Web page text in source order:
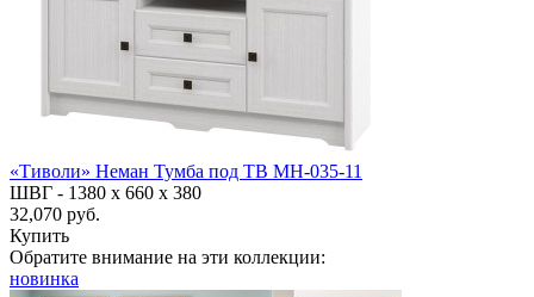
«Тиволи» Неман Тумба под ТВ МН-035-11
ШВГ - 1380 х 660 х 380
32,070 руб.
Купить
Обратите внимание на эти коллекции:
новинка